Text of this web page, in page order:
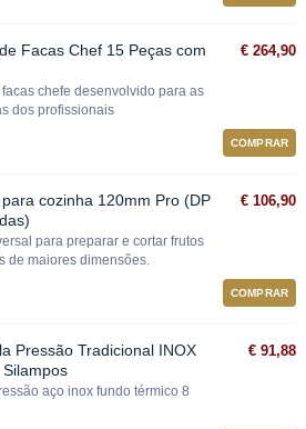
Facas Chef 15 Peças com
chefe desenvolvido para as
dos profissionais
€ 264,90
COMPRAR
cozinha 120mm Pro (DP
para preparar e cortar frutos
de maiores dimensões.
€ 106,90
COMPRAR
Pressão Tradicional INOX
Silampos
aço inox fundo térmico 8
€ 91,88